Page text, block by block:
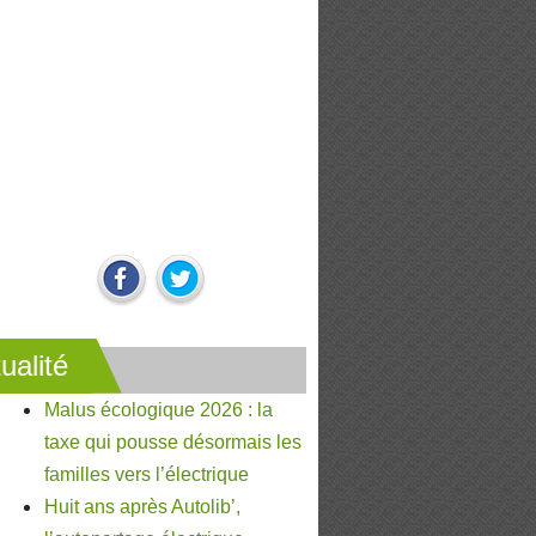
Malus écologique 2026 : la
taxe qui pousse désormais les
familles vers l’électrique
Huit ans après Autolib’,